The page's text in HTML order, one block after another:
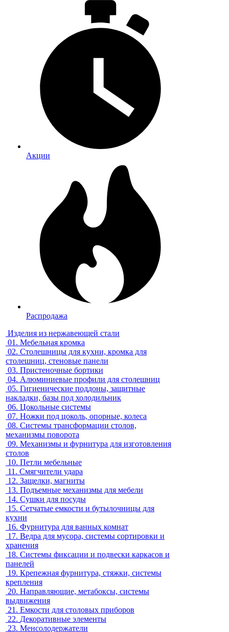
Акции
Распродажа
Изделия из нержавеющей стали
01. Мебельная кромка
02. Столешницы для кухни, кромка для
столешниц, стеновые панели
03. Пристеночные бортики
04. Алюминиевые профили для столешниц
05. Гигиенические поддоны, защитные
накладки, базы под холодильник
06. Цокольные системы
07. Ножки под цоколь, опорные, колеса
08. Системы трансформации столов,
механизмы поворота
09. Механизмы и фурнитура для изготовления
столов
10. Петли мебельные
11. Смягчители удара
12. Защелки, магниты
13. Подъемные механизмы для мебели
14. Сушки для посуды
15. Сетчатые емкости и бутылочницы для
кухни
16. Фурнитура для ванных комнат
17. Ведра для мусора, системы сортировки и
хранения
18. Системы фиксации и подвески каркасов и
панелей
19. Крепежная фурнитура, стяжки, системы
крепления
20. Направляющие, метабоксы, системы
выдвижения
21. Емкости для столовых приборов
22. Декоративные элементы
23. Менсолодержатели